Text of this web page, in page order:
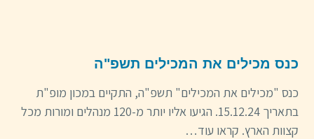
כנס מכילים את המכילים תשפ"ה
כנס "מכילים את המכילים" תשפ"ה, התקיים במכון מופ"ת
בתאריך 15.12.24. הגיעו אליו יותר מ-120 מנהלים ומורות מכל
קצוות הארץ. קראו עוד…